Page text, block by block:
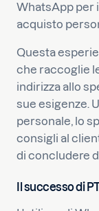
WhatsApp per
acquisto
Questa
che raccoglie
indirizza allo
sue esigenze.
personale, lo
consigli al
di concludere
Il successo di